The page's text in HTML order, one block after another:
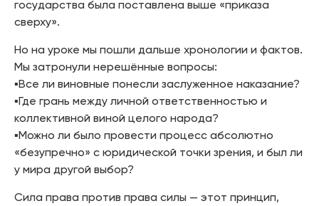
государства была поставлена выше «приказа
сверху».
Но на уроке мы пошли дальше хронологии и фактов.
Мы затронули нерешённые вопросы:
▪️Все ли виновные понесли заслуженное наказание?
▪️Где грань между личной ответственностью и
коллективной виной целого народа?
▪️Можно ли было провести процесс абсолютно
«безупречно» с юридической точки зрения, и был ли
у мира другой выбор?
Сила права против права силы — этот принцип,